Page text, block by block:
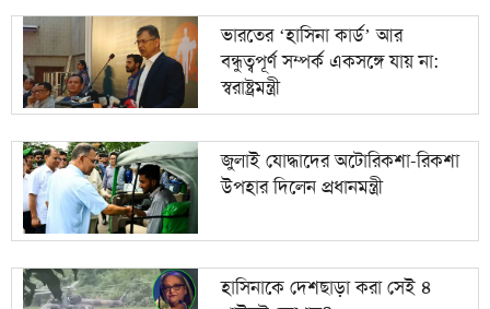
ভারতের ‘হাসিনা কার্ড’ আর
বন্ধুত্বপূর্ণ সম্পর্ক একসঙ্গে যায় না:
স্বরাষ্ট্রমন্ত্রী
জুলাই যোদ্ধাদের অটোরিকশা-রিকশা
উপহার দিলেন প্রধানমন্ত্রী
হাসিনাকে দেশছাড়া করা সেই ৪